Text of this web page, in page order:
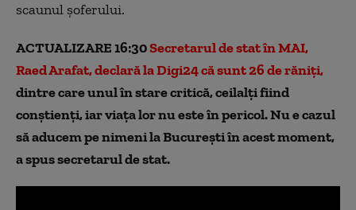
scaunul şoferului.
ACTUALIZARE 16:30Secretarul de stat în MAI,
Raed Arafat, declară la Digi24 că sunt 26 de răniți,
dintre care unul în stare critică, ceilalți fiind
conștienți, iar viața lor nu este în pericol. Nu e cazul
să aducem pe nimeni la București în acest moment,
a spus secretarul de stat.